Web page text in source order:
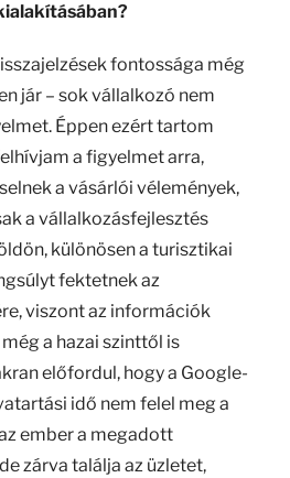
fontossága még
jár – sok vállalkozó nem
Éppen ezért tartom
a figyelmet arra,
a vásárlói vélemények,
a vállalkozásfejlesztés
különösen a turisztikai
fektetnek az
viszont az információk
a hazai szinttől is
előfordul, hogy a Google-
idő nem felel meg a
ember a megadott
zárva találja az üzletet,